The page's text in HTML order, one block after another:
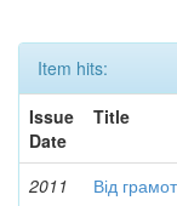
Item hits:
Issue
Date
Title
2011
Від